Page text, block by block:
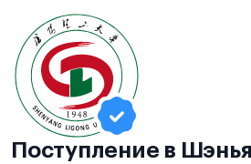
Поступление в